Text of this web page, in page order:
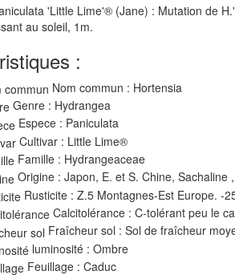
'Little Lime'® (Jane) : Mutation de
au soleil, 1m.
:
Nom commun : Hortensia
Genre : Hydrangea
Espece : Paniculata
Cultivar : Little Lime®
Famille : Hydrangeaceae
Origine : Japon, E. et S. Chine, Sachaline
Rusticite : Z.5 Montagnes-Est Europe. -
Calcitolérance : C-tolérant peu le
Fraîcheur sol : Sol de fraîcheur
luminosité : Ombre
Feuillage : Caduc